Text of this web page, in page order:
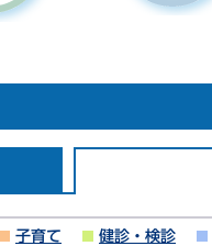
子育て 健診・検診